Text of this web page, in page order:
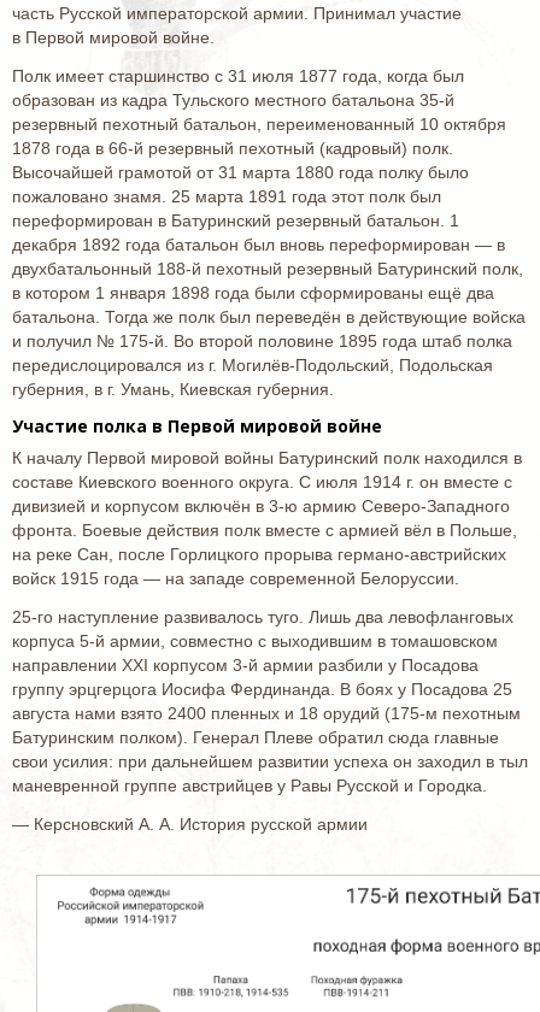
часть Русской императорской армии. Принимал участие
в Первой мировой войне.
Полк имеет старшинство с 31 июля 1877 года, когда был
образован из кадра Тульского местного батальона 35-й
резервный пехотный батальон, переименованный 10 октября
1878 года в 66-й резервный пехотный (кадровый) полк.
Высочайшей грамотой от 31 марта 1880 года полку было
пожаловано знамя. 25 марта 1891 года этот полк был
переформирован в Батуринский резервный батальон. 1
декабря 1892 года батальон был вновь переформирован — в
двухбатальонный 188-й пехотный резервный Батуринский полк,
в котором 1 января 1898 года были сформированы ещё два
батальона. Тогда же полк был переведён в действующие войска
и получил № 175-й. Во второй половине 1895 года штаб полка
передислоцировался из г. Могилёв-Подольский, Подольская
губерния, в г. Умань, Киевская губерния.
Участие полка в Первой мировой войне
К началу Первой мировой войны Батуринский полк находился в
составе Киевского военного округа. С июля 1914 г. он вместе с
дивизией и корпусом включён в 3-ю армию Северо-Западного
фронта. Боевые действия полк вместе с армией вёл в Польше,
на реке Сан, после Горлицкого прорыва германо-австрийских
войск 1915 года — на западе современной Белоруссии.
25-го наступление развивалось туго. Лишь два левофланговых
корпуса 5-й армии, совместно с выходившим в томашовском
направлении XXI корпусом 3-й армии разбили у Посадова
группу эрцгерцога Иосифа Фердинанда. В боях у Посадова 25
августа нами взято 2400 пленных и 18 орудий (175-м пехотным
Батуринским полком). Генерал Плеве обратил сюда главные
свои усилия: при дальнейшем развитии успеха он заходил в тыл
маневренной группе австрийцев у Равы Русской и Городка.
— Керсновский А. А. История русской армии